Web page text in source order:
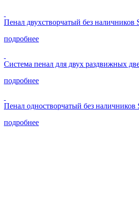
Пенал двухстворчатый без наличников
подробнее
Система пенал для двух раздвижных
подробнее
Пенал одностворчатый без наличников
подробнее